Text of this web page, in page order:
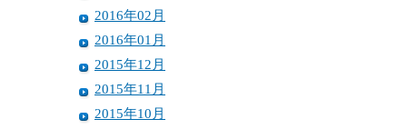
2016年02月
2016年01月
2015年12月
2015年11月
2015年10月